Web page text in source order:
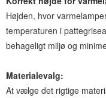
Højden, hvor
temperaturen i
behageligt miljø og
Materialevalg:
At vælge det rigtige